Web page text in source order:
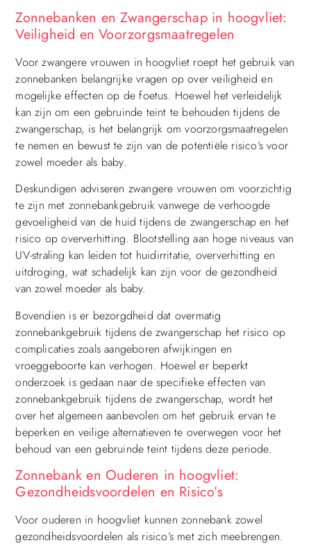
Zonnebanken en Zwangerschap in hoogvliet:
Veiligheid en Voorzorgsmaatregelen
Voor zwangere vrouwen in hoogvliet roept het gebruik van
zonnebanken belangrijke vragen op over veiligheid en
mogelijke effecten op de foetus. Hoewel het verleidelijk
kan zijn om een gebruinde teint te behouden tijdens de
zwangerschap, is het belangrijk om voorzorgsmaatregelen
te nemen en bewust te zijn van de potentiële risico’s voor
zowel moeder als baby.
Deskundigen adviseren zwangere vrouwen om voorzichtig
te zijn met zonnebankgebruik vanwege de verhoogde
gevoeligheid van de huid tijdens de zwangerschap en het
risico op oververhitting. Blootstelling aan hoge niveaus van
UV-straling kan leiden tot huidirritatie, oververhitting en
uitdroging, wat schadelijk kan zijn voor de gezondheid
van zowel moeder als baby.
Bovendien is er bezorgdheid dat overmatig
zonnebankgebruik tijdens de zwangerschap het risico op
complicaties zoals aangeboren afwijkingen en
vroeggeboorte kan verhogen. Hoewel er beperkt
onderzoek is gedaan naar de specifieke effecten van
zonnebankgebruik tijdens de zwangerschap, wordt het
over het algemeen aanbevolen om het gebruik ervan te
beperken en veilige alternatieven te overwegen voor het
behoud van een gebruinde teint tijdens deze periode.
Zonnebank en Ouderen in hoogvliet:
Gezondheidsvoordelen en Risico’s
Voor ouderen in hoogvliet kunnen zonnebank zowel
gezondheidsvoordelen als risico’s met zich meebrengen.